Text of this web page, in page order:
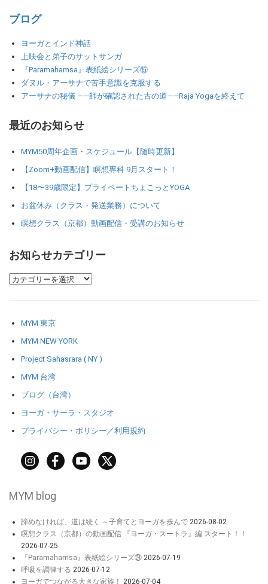
ブログ
ヨーガとインド神話
上映会と弟子のサットサンガ
『Paramahamsa』表紙絵シリーズ⑮
ダヌル・アーサナで苦手意識を克服する
アーサナの秘儀 ――師が確認された古の道――Raja Yogaを終えて
最近のお知らせ
MYM50周年企画・スケジュール【随時更新】
【Zoom+動画配信】瞑想専科 9月スタート！
【18〜39歳限定】プライベートちょこっとYOGA
お盆休み（クラス・発送業務）について
瞑想クラス（京都）動画配信・受講のお知らせ
お知らせカテゴリー
MYM 東京
MYM NEW YORK
Project Sahasrara ( NY )
MYM 台湾
ブログ（台湾）
ヨーガ・サーラ・スタジオ
プライバシー・ポリシー／利用規約
MYM blog
諦めなければ、道は続く ～子育てとヨーガを歩んで 2026-08-02
瞑想クラス（京都）の動画配信 『ヨーガ・スートラ』編 スタート！！
2026-07-25
『Paramahamsa』表紙絵シリーズ㉔ 2026-07-19
呼吸を調律する 2026-07-12
ヨーガでつながる大きな家族！
2026-07-04